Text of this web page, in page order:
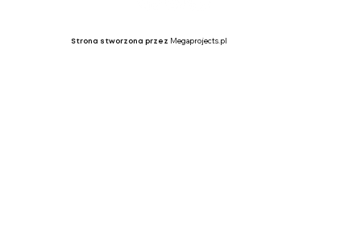
Strona stworzona przez Megaprojects.pl